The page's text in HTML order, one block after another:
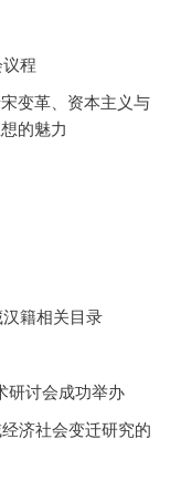
程
变革、资本主义与
的魅力
籍相关目录
研讨会成功举办
济社会变迁研究的